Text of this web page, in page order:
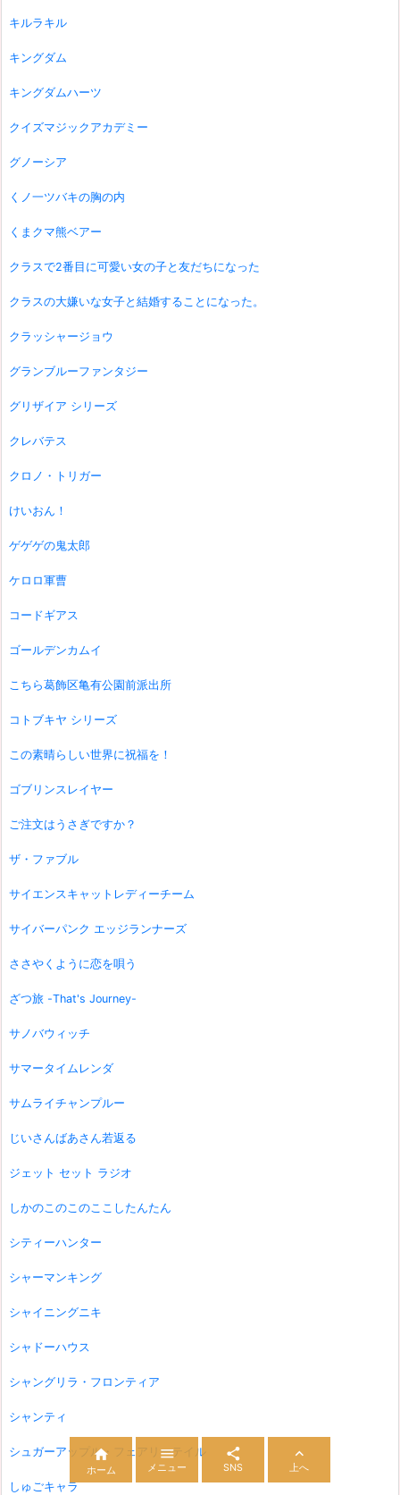
キルラキル
キングダム
キングダムハーツ
クイズマジックアカデミー
グノーシア
くノ一ツバキの胸の内
くまクマ熊ベアー
クラスで2番目に可愛い女の子と友だちになった
クラスの大嫌いな女子と結婚することになった。
クラッシャージョウ
グランブルーファンタジー
グリザイア シリーズ
クレバテス
クロノ・トリガー
けいおん！
ゲゲゲの鬼太郎
ケロロ軍曹
コードギアス
ゴールデンカムイ
こちら葛飾区亀有公園前派出所
コトブキヤ シリーズ
この素晴らしい世界に祝福を！
ゴブリンスレイヤー
ご注文はうさぎですか？
ザ・ファブル
サイエンスキャットレディーチーム
サイバーパンク エッジランナーズ
ささやくように恋を唄う
ざつ旅 -That's Journey-
サノバウィッチ
サマータイムレンダ
サムライチャンプルー
じいさんばあさん若返る
ジェット セット ラジオ
しかのこのこのここしたんたん
シティーハンター
シャーマンキング
シャイニングニキ
シャドーハウス
シャングリラ・フロンティア
シャンティ
シュガーアップル・フェアリーテイル
しゅごキャラ

ホーム

メニュー

SNS

上へ